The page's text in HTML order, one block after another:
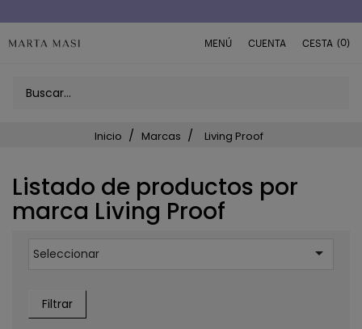
MENÚ CUENTA CESTA (0)
Inicio Marcas Living Proof
Listado de productos por
marca Living Proof
Seleccionar 
Filtrar